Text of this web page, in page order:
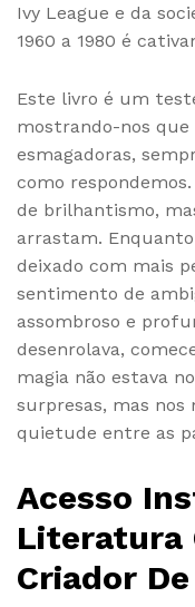
Ivy League e da
1960 a 1980 é
Este livro é um
mostrando-nos que
esmagadoras,
como
de brilhantismo,
arrastam.
deixado com mais
sentimento de
assombroso e
desenrolava,
magia não estava
surpresas, mas nos
quietude entre as
Acesso
Literatura
Criador